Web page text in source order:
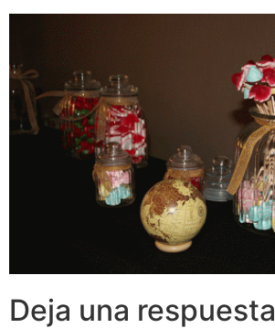
Deja una respuesta